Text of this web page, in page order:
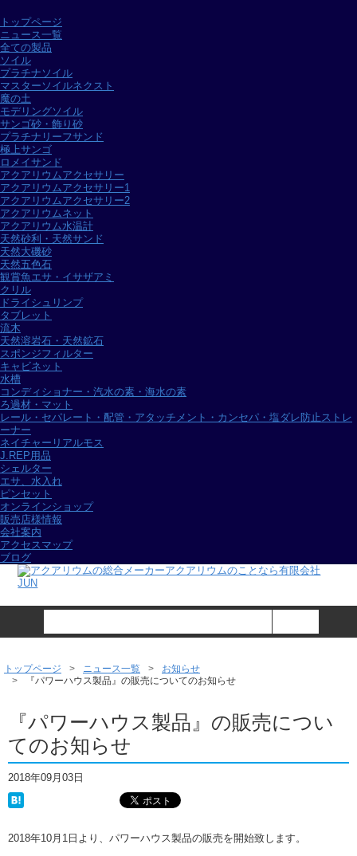
トップページ
ニュース一覧
全ての製品
ソイル
プラチナソイル
マスターソイルネクスト
魔の土
モデリングソイル
サンゴ砂・飾り砂
プラチナリーフサンド
極上サンゴ
ロメイサンド
アクアリウムアクセサリー
アクアリウムアクセサリー1
アクアリウムアクセサリー2
アクアリウムネット
アクアリウム水温計
天然砂利・天然サンド
天然大磯砂
天然五色石
観賞魚エサ・イサザアミ
クリル
ドライシュリンプ
タブレット
流木
天然溶岩石・天然鉱石
スポンジフィルター
キャビネット
水槽
コンディショナー・汽水の素・海水の素
ろ過材・マット
レール・セパレート・配管・アタッチメント・カンセパ・塩ダレ防止ストレ
ーナー
ネイチャーリアルモス
J.REP用品
シェルター
エサ、水入れ
ピンセット
オンラインショップ
販売店様情報
会社案内
アクセスマップ
ブログ
トップページ ニュース一覧
お知らせ
『パワーハウス製品』の販売についてのお知らせ
『パワーハウス製品』の販売につい
てのお知らせ
2018年09月03日
2018年10月1日より、パワーハウス製品の販売を開始致します。